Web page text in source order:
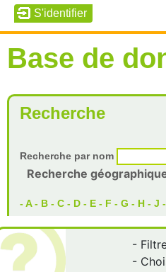
Base de
Recherche
Recherche par nom
Recherche
-A- B- C- D- E- F - G - H- J -
-
-